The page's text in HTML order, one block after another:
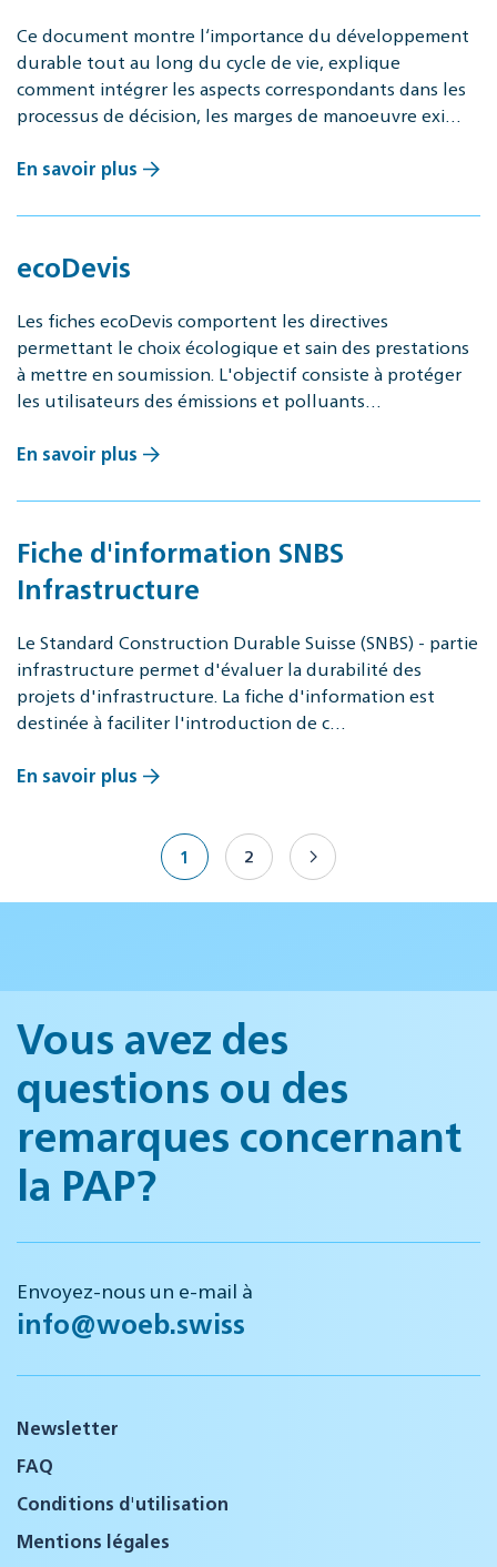
Ce document montre l‘importance du développement
durable tout au long du cycle de vie, explique
comment intégrer les aspects correspondants dans les
processus de décision, les marges de manoeuvre exi…
En savoir plus
ecoDevis
Les fiches ecoDevis comportent les directives
permettant le choix écologique et sain des prestations
à mettre en soumission. L'objectif consiste à protéger
les utilisateurs des émissions et polluants…
En savoir plus
Fiche d'information SNBS
Infrastructure
Le Standard Construction Durable Suisse (SNBS) - partie
infrastructure permet d'évaluer la durabilité des
projets d'infrastructure. La fiche d'information est
destinée à faciliter l'introduction de c…
En savoir plus
1 2
Vous avez des
questions ou des
remarques concernant
la PAP?
Envoyez-nous un e-mail à
info@woeb.swiss
Newsletter
FAQ
Conditions d'utilisation
Mentions légales